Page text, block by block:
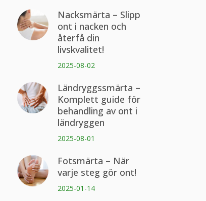
Nacksmärta – Slipp
ont i nacken och
återfå din
livskvalitet!
2025-08-02
Ländryggssmärta –
Komplett guide för
behandling av ont i
ländryggen
2025-08-01
Fotsmärta – När
varje steg gör ont!
2025-01-14